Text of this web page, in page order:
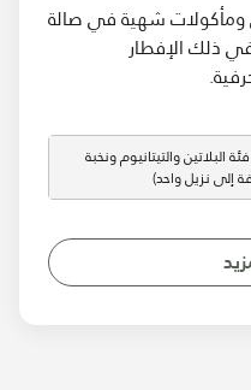
ومأكولات شهية في صالة
في ذلك الإفطار
البلاتين والتيتانيوم ونخبة
إلى نزيل واحد)